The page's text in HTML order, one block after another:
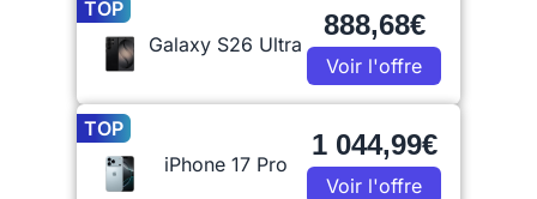
TOP
Galaxy S26 Ultra
888,68€
Voir l'offre
TOP
iPhone 17 Pro
1 044,99€
Voir l'offre